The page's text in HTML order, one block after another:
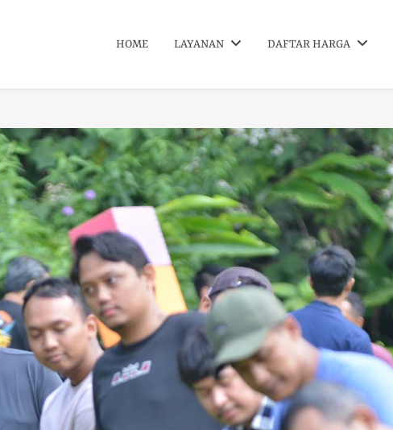
HOME LAYANAN DAFTAR HARGA